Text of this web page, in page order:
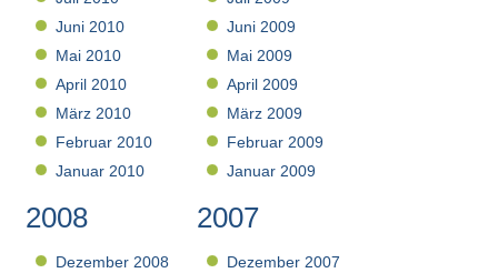
Juni 2010
Mai 2010
April 2010
März 2010
Februar 2010
Januar 2010
Juni 2009
Mai 2009
April 2009
März 2009
Februar 2009
Januar 2009
2008
Dezember 2008
2007
Dezember 2007